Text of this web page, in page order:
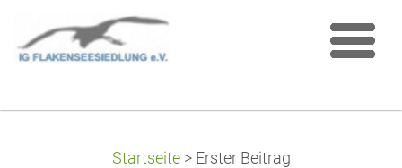
Startseite > Erster Beitrag